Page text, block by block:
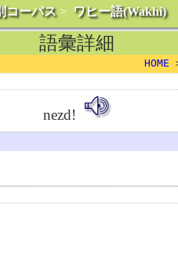
コーパス> ワヒー語(Wakhi)
語彙詳細
HOME
nezd!